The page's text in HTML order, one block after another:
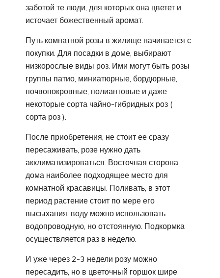
заботой те люди, для которых она цветет и
источает божественный аромат.
Путь комнатной розы в жилище начинается с
покупки. Для посадки в доме, выбирают
низкорослые виды роз. Ими могут быть розы
группы патио, миниатюрные, бордюрные,
почвопокровные, полиантовые и даже
некоторые сорта чайно-гибридных роз (
сорта роз ).
После приобретения, не стоит ее сразу
пересаживать, розе нужно дать
акклиматизироваться. Восточная сторона
дома наиболее подходящее место для
комнатной красавицы. Поливать, в этот
период растение стоит по мере его
высыхания, воду можно использовать
водопроводную, но отстоянную. Подкормка
осуществляется раз в неделю.
И уже через 2-3 недели розу можно
пересадить, но в цветочный горшок шире